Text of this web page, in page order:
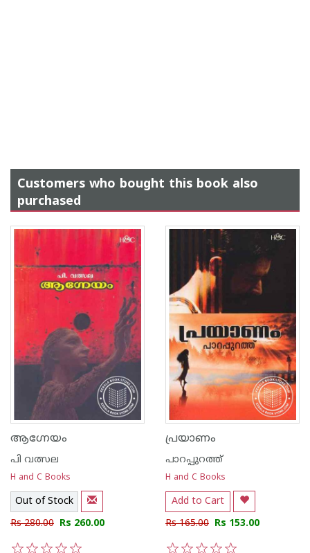
Customers who bought this book also
purchased
ആഗ്നേയം
പി വത്സല
H and C Books
Out of Stock
Rs 280.00 Rs 260.00
പ്രയാണം
പാറപ്പുറത്ത്‌
H and C Books
Add to Cart
Rs 165.00 Rs 153.00